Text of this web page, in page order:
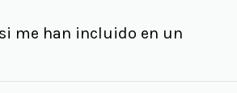
me han incluido en un